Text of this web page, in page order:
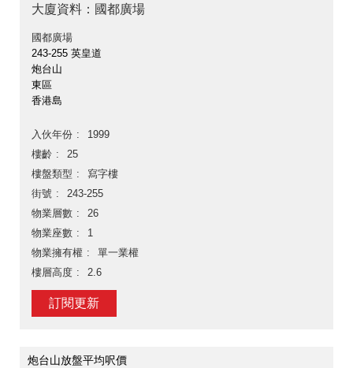
大廈資料：國都廣場
國都廣場
243-255 英皇道
炮台山
東區
香港島
入伙年份
1999
樓齡
25
樓盤類型
寫字樓
街號
243-255
物業層數
26
物業座數
1
物業擁有權
單一業權
樓層高度
2.6
訂閱更新
炮台山放盤平均呎價